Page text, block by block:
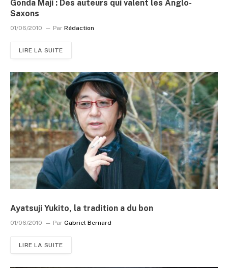
Gonda Maji : Des auteurs qui valent les Anglo-
Saxons
01/06/2010 Par Rédaction
LIRE LA SUITE
Ayatsuji Yukito, la tradition a du bon
01/06/2010 Par Gabriel Bernard
LIRE LA SUITE